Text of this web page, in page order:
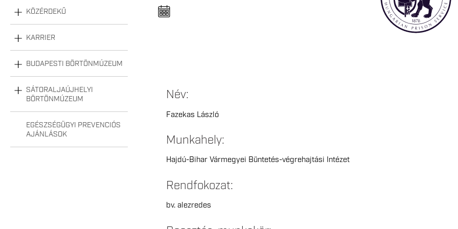
KÖZÉRDEKŰ
KARRIER
BUDAPESTI BÖRTÖNMÚZEUM
SÁTORALJAÚJHELYI
BÖRTÖNMÚZEUM
EGÉSZSÉGÜGYI PREVENCIÓS
AJÁNLÁSOK
e
l
Név:
Fazekas László
Munkahely:
Hajdú-Bihar Vármegyei Büntetés-végrehajtási Intézet
Rendfokozat:
bv. alezredes